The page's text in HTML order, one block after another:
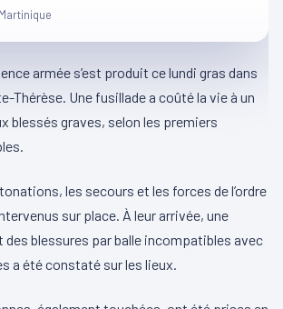
armée s’est produit ce lundi gras dans
Thérèse. Une fusillade a coûté la vie à un
blessés graves, selon les premiers
les secours et les forces de l’ordre
sur place. À leur arrivée, une
blessures par balle incompatibles avec
a été constaté sur les lieux.